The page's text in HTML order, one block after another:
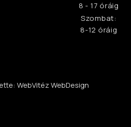
8 - 17 óráig
Szombat:
8-12 óráig
WebVitéz WebDesign